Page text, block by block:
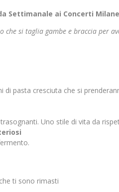
Settimanale ai Concerti
che si taglia gambe e braccia per
pasta cresciuta che si
Uno stile di vita da
ti sono rimasti